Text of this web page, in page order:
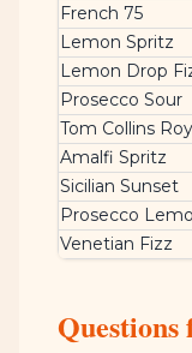
French 75
Lemon Spritz
Lemon Drop
Prosecco Sour
Tom Collins
Amalfi Spritz
Sicilian Sunset
Prosecco
Venetian Fizz
Questions